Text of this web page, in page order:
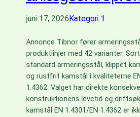
juni 17, 2026Kategori 1
Annonce Tibnor fører
produktlinjer med 42 varianter.
standard armeringsstål, klippet
og rustfrit kamstål i kvaliteterne
1.4362. Valget har direkte
konstruktionens levetid og
kamstål EN 1.4301/EN 1.4362 er